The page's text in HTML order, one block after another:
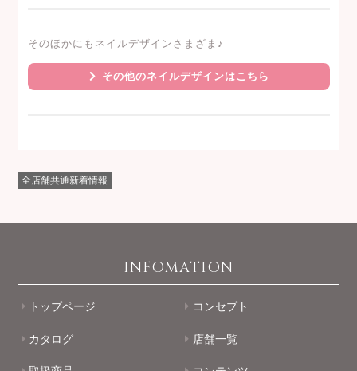
そのほかにもネイルデザインさまざま♪
その他のネイルデザインはこちら
全店舗共通新着情報
INFOMATION
トップページ コンセプト
カタログ 店舗一覧